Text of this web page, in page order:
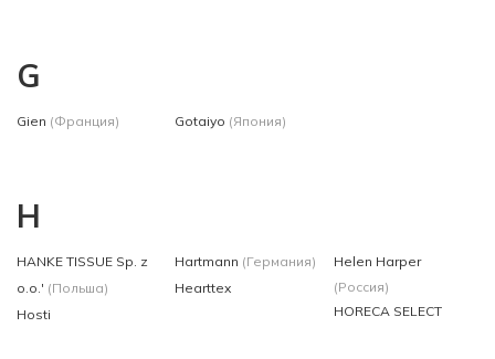
G
Gien (Франция) Gotaiyo (Япония)
H
HANKE TISSUE Sp. z
o.o.' (Польша)
Hosti
Hartmann (Германия)
Hearttex
Helen Harper
(Россия)
HORECA SELECT